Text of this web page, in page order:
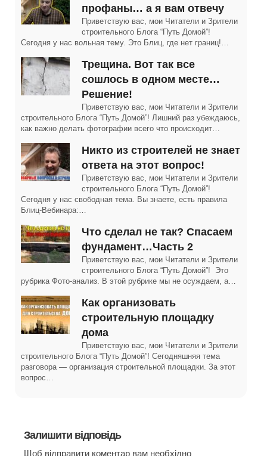
профаны… а я вам отвечу
Приветствую вас, мои Читатели и Зрители
строительного Блога “Путь Домой”!
Сегодня у нас вольная тему. Это Блиц, где нет границ!…
Трещина. Вот так все
сошлось в одном месте…
Решение!
Приветствую вас, мои Читатели и Зрители
строительного Блога “Путь Домой”! Лишний раз убеждаюсь,
как важно делать фотографии всего что происходит…
Никто из строителей не знает
ответа на этот вопрос!
Приветствую вас, мои Читатели и Зрители
строительного Блога “Путь Домой”!
Сегодня у нас свободная тема. Вы знаете, есть правила
Блиц-Вебинара:…
Что сделал не так? Спасаем
фундамент…Часть 2
Приветствую вас, мои Читатели и Зрители
строительного Блога “Путь Домой”! Это
рубрика Фото-анализ. В этой рубрике мы не осуждаем, а…
Как организовать
строительную площадку
дома
Приветствую вас, мои Читатели и Зрители
строительного Блога “Путь Домой”! Сегодняшняя тема
разговора — организация строительной площадки. За этот
вопрос…
Залишити відповідь
Щоб відправити коментар вам необхідно